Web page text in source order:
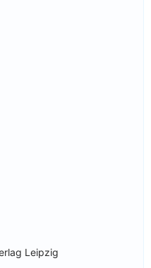
Leipzig